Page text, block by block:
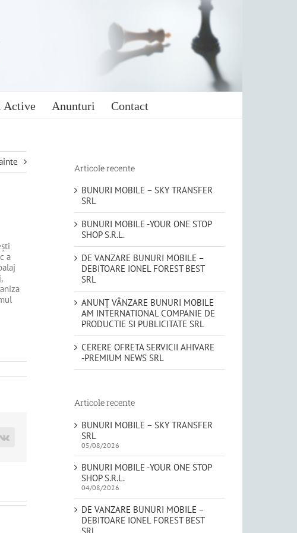
Active Anunturi Contact
a
Vk
Articole recente
BUNURI MOBILE – SKY TRANSFER
SRL
BUNURI MOBILE -YOUR ONE STOP
SHOP S.R.L.
DE VANZARE BUNURI MOBILE –
DEBITOARE IONEL FOREST BEST
SRL
ANUNȚ VÂNZARE BUNURI MOBILE
AM INTERNATIONAL COMPANIE DE
PRODUCTIE SI PUBLICITATE SRL
CERERE OFRETA SERVICII AHIVARE
-PREMIUM NEWS SRL
Articole recente
BUNURI MOBILE – SKY TRANSFER
SRL
05/08/2026
BUNURI MOBILE -YOUR ONE STOP
SHOP S.R.L.
04/08/2026
DE VANZARE BUNURI MOBILE –
DEBITOARE IONEL FOREST BEST